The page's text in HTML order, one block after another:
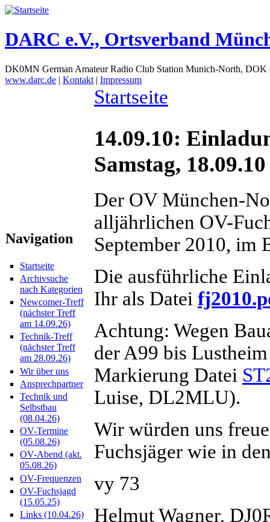
DARC e.V., Ortsverband
DK0MN German Amateur Radio Club Station Munich-North,
www.darc.de | Kontakt | Impressum
Navigation
Startseite
Archivsuche
nach Kategorien
Newcomer-Treff
(nächster Treff
am 14.09.26)
Technik-Treff
(nächster Treff
am 28.09.26)
Wir über uns
Ansprechpartner
Technik und
Selbstbau
(08.04.26)
OV-Termine
(05.08.26)
OV-Abend (akt.
05.08.26)
OV-Frequenzen
OV-Fuchsjagd
(15.05.25)
Links (10.04.26)
Startseite
14.09.10:
Samstag, 18.09.10
Der OV München-
alljährlichen OV-
September 2010, im
Die ausführliche
Ihr als Datei
Achtung: Wegen
der A99 bis
Markierung Datei
Luise, DL2MLU).
Wir würden uns
Fuchsjäger wie in
vy 73
Helmut Wagner,